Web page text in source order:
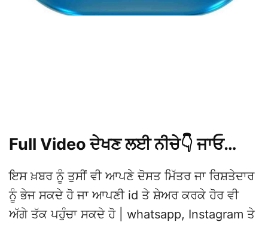
Full Video ਦੇਖਣ ਲਈ ਨੀਚੇ👇 ਜਾਓ…
ਇਸ ਖ਼ਬਰ ਨੂੰ ਤੁਸੀਂ ਵੀ ਆਪਣੇ ਦੋਸਤ ਮਿੱਤਰ ਜਾ ਰਿਸ਼ਤੇਦਾਰ
ਨੂੰ ਭੇਜ ਸਕਦੇ ਹੋ ਜਾ ਆਪਣੀ id ਤੇ ਸ਼ੇਅਰ ਕਰਕੇ ਹੋਰ ਵੀ
ਅੱਗੇ ਤੱਕ ਪਹੁੰਚਾ ਸਕਦੇ ਹੋ | whatsapp, Instagram ਤੇ